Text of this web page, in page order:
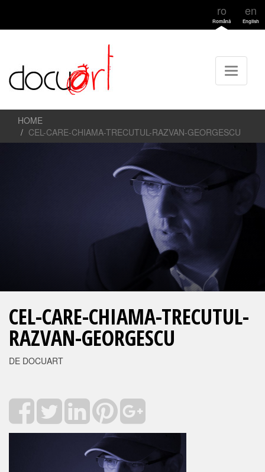
ro
Română
en
English
HOME
CEL-CARE-CHIAMA-TRECUTUL-RAZVAN-GEORGESCU
CEL-CARE-CHIAMA-TRECUTUL-
RAZVAN-GEORGESCU
DE DOCUART